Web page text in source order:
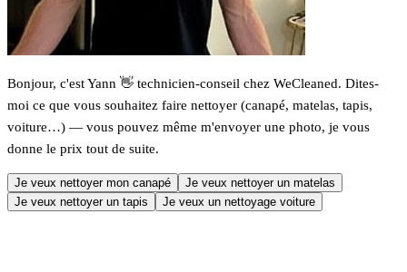
Bonjour, c'est Yann 👋 technicien-conseil chez WeCleaned. Dites-
moi ce que vous souhaitez faire nettoyer (canapé, matelas, tapis,
voiture…) — vous pouvez même m'envoyer une photo, je vous
donne le prix tout de suite.
Je veux nettoyer mon canapé
Je veux nettoyer un matelas
Je veux nettoyer un tapis
Je veux un nettoyage voiture